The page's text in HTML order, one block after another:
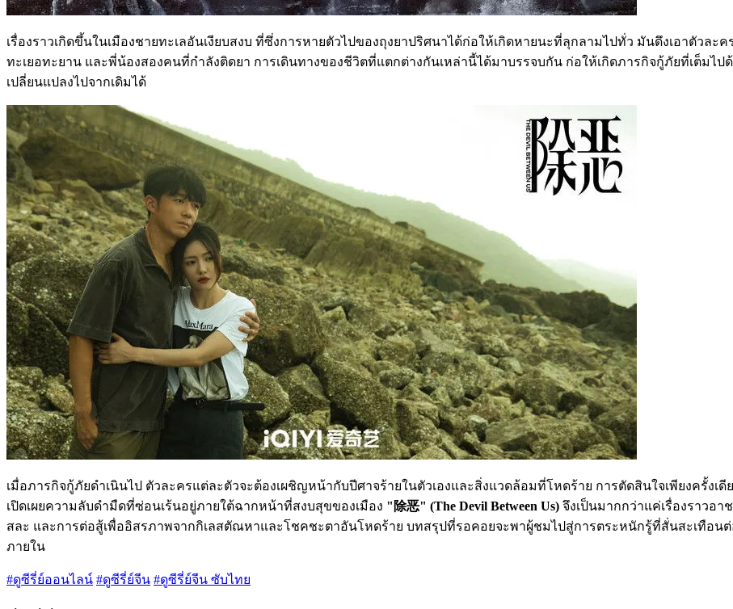
เรื่องราวเกิดขึ้นในเมืองชายทะเลอันเงียบสงบ ที่ซึ่งการหายตัวไปของถุงยาปริศนาได้ก่อให้เกิดหายนะที่ลุกลามไปทั่ว มันดึงเอาตัว
ทะเยอทะยาน และพี่น้องสองคนที่กำลังติดยา การเดินทางของชีวิตที่แตกต่างกันเหล่านี้ได้มาบรรจบกัน ก่อให้เกิดภารกิจกู้ภัยที่เต็มไป
เปลี่ยนแปลงไปจากเดิมได้
เมื่อภารกิจกู้ภัยดำเนินไป ตัวละครแต่ละตัวจะต้องเผชิญหน้ากับปีศาจร้ายในตัวเองและสิ่งแวดล้อมที่โหดร้าย การตัดสินใจเพียงครั้ง
เปิดเผยความลับดำมืดที่ซ่อนเร้นอยู่ภายใต้ฉากหน้าที่สงบสุขของเมือง "除恶" (The Devil Between Us) จึงเป็นมากกว่าแค่เรื่องราวอ
สละ และการต่อสู้เพื่ออิสรภาพจากกิเลสตัณหาและโชคชะตาอันโหดร้าย บทสรุปที่รอคอยจะพาผู้ชมไปสู่การตระหนักรู้ที่สั่นสะเทือน
ภายใน
#ดูซีรี่ย์ออนไลน์ #ดูซีรี่ย์จีน #ดูซีรี่ย์จีน ซับไทย